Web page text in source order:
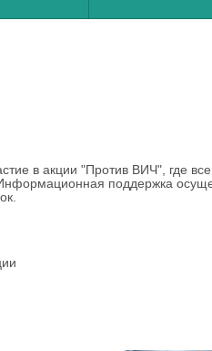
в акции "Против ВИЧ", где
поддержка